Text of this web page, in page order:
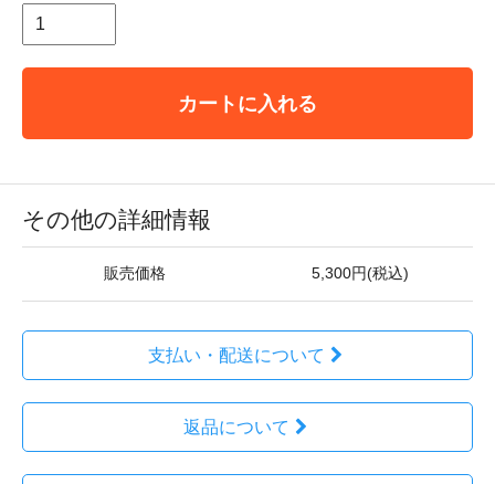
カートに入れる
その他の詳細情報
販売価格 5,300円(税込)
支払い・配送について
返品について